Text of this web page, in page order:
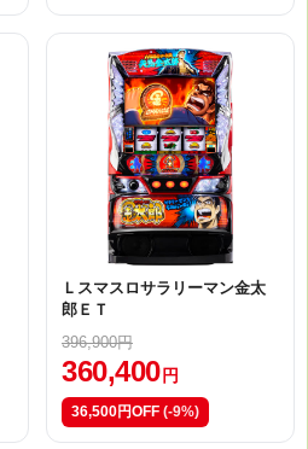
Ｌスマスロサラリーマン金太
郎ＥＴ
396,900円
360,400 円
36,500円OFF (-9%)